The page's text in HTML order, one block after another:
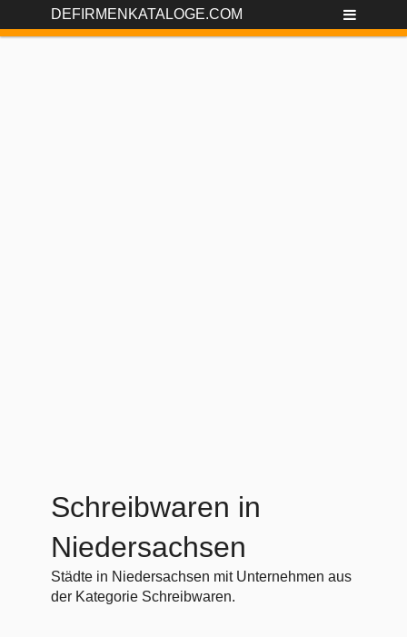
DEFIRMENKATALOGE.COM
Schreibwaren in
Niedersachsen
Städte in Niedersachsen mit Unternehmen aus
der Kategorie Schreibwaren.